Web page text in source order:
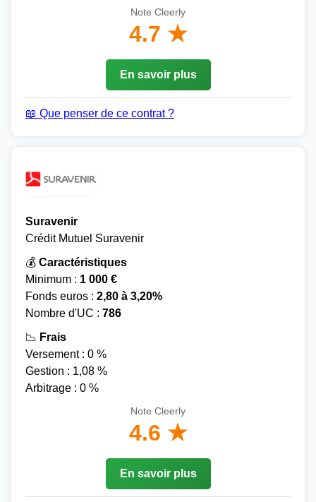
Note Cleerly
4.7 ★
En savoir plus
📖 Que penser de ce contrat ?
Suravenir
Crédit Mutuel Suravenir
💰 Caractéristiques
Minimum : 1 000 €
Fonds euros : 2,80 à 3,20%
Nombre d'UC : 786
📉 Frais
Versement : 0 %
Gestion : 1,08 %
Arbitrage : 0 %
Note Cleerly
4.6 ★
En savoir plus